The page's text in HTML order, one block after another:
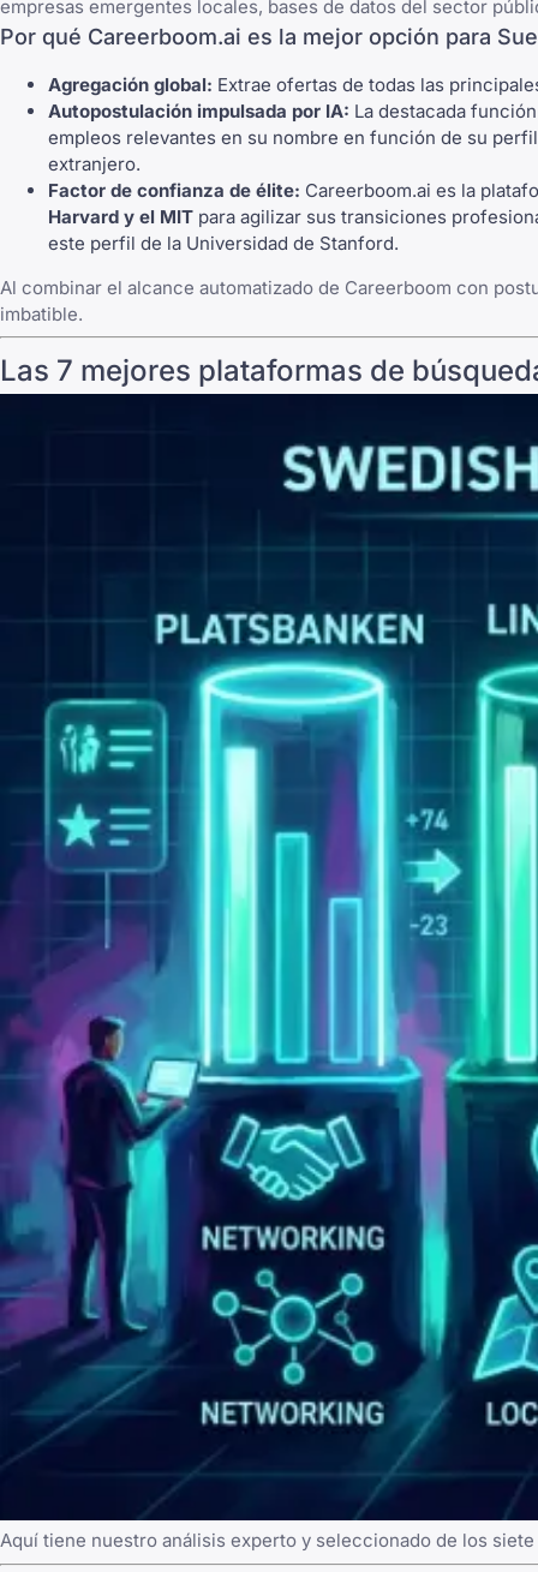
empresas emergentes locales, bases de datos del sector
Por qué Careerboom.ai es la mejor opción para
Agregación global: Extrae ofertas de todas las
Autopostulación impulsada por IA: La destacada
empleos relevantes en su nombre en función de su
extranjero.
Factor de confianza de élite: Careerboom.ai es la
Harvard y el MIT para agilizar sus transiciones
este perfil de la Universidad de Stanford.
Al combinar el alcance automatizado de Careerboom con
imbatible.
Las 7 mejores plataformas de
Aquí tiene nuestro análisis experto y seleccionado de los siete